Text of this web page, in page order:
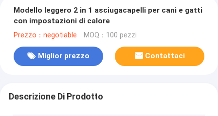
Modello leggero 2 in 1 asciugacapelli per cani e gatti
con impostazioni di calore
Prezzo：negotiable MOQ：100 pezzi
Miglior prezzo Contattaci
Descrizione Di Prodotto